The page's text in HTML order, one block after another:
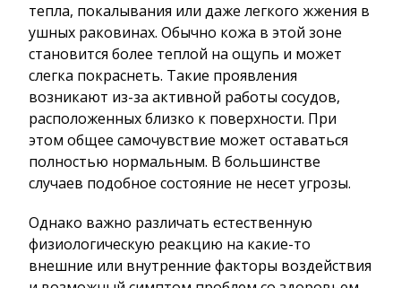
тепла, покалывания или даже легкого жжения в
ушных раковинах. Обычно кожа в этой зоне
становится более теплой на ощупь и может
слегка покраснеть. Такие проявления
возникают из-за активной работы сосудов,
расположенных близко к поверхности. При
этом общее самочувствие может оставаться
полностью нормальным. В большинстве
случаев подобное состояние не несет угрозы.
Однако важно различать естественную
физиологическую реакцию на какие-то
внешние или внутренние факторы воздействия